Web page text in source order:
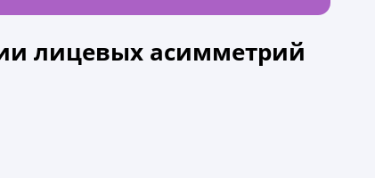
лицевых асимметрий